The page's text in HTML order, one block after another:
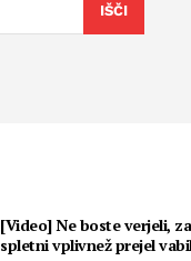
IŠČI
[Video] Ne boste verjeli,
spletni vplivnež prejel